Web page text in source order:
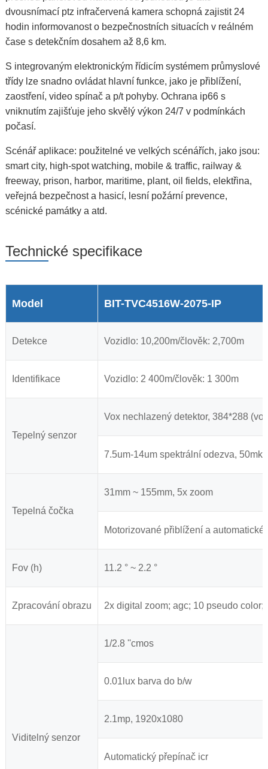
dvousnímací ptz infračervená kamera schopná zajistit 24
hodin informovanost o bezpečnostních situacích v reálném
čase s detekčním dosahem až 8,6 km.
S integrovaným elektronickým řídicím systémem průmyslové
třídy lze snadno ovládat hlavní funkce, jako je přiblížení,
zaostření, video spínač a p/t pohyby. Ochrana ip66 s
vniknutím zajišťuje jeho skvělý výkon 24/7 v podmínkách
počasí.
Scénář aplikace: použitelné ve velkých scénářích, jako jsou:
smart city, high-spot watching, mobile & traffic, railway &
freeway, prison, harbor, maritime, plant, oil fields, elektřina,
veřejná bezpečnost a hasicí, lesní požární prevence,
scénické památky a atd.
Technické specifikace
Model BIT-TVC4516W-2075-IP
Detekce Vozidlo: 10,200m/člověk: 2,700m
Identifikace Vozidlo: 2 400m/člověk: 1 300m
Tepelný senzor
Vox nechlazený detektor, 384*288
7.5um-14um spektrální odezva, 50mk
Tepelná čočka
31mm ~ 155mm, 5x zoom
Motorizované přiblížení a automatické
Fov (h) 11.2 ° ~ 2.2 °
Zpracování obrazu 2x digital zoom; agc; 10 pseudo
Viditelný senzor
1/2.8 ''cmos
0.01lux barva do b/w
2.1mp, 1920x1080
Automatický přepínač icr